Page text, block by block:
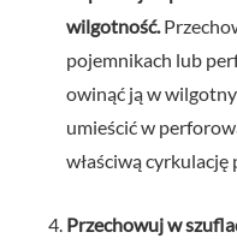
wilgotność.
pojemnikach lub
owinąć ją w
umieścić w
właściwą
Przechowuj w